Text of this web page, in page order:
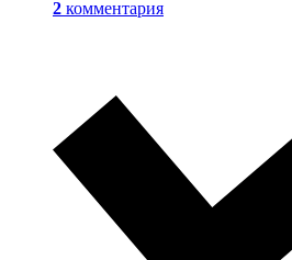
2 комментария